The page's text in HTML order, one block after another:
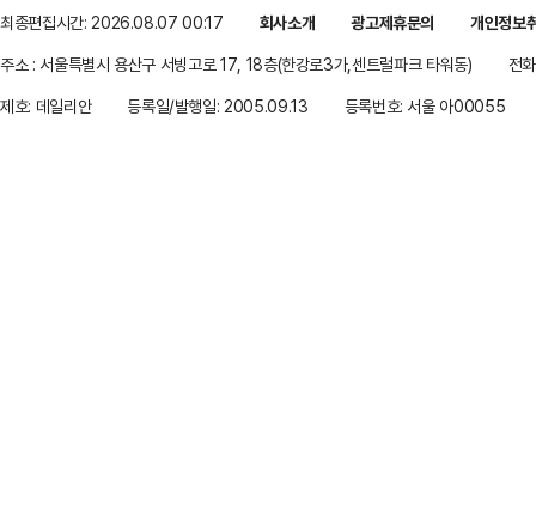
최종편집시간: 2026.08.07 00:17 회사소개 광고제휴문의
개인정보
주소 : 서울특별시 용산구 서빙고로 17, 18층(한강로3가,센트럴파크 타워동)
전
제호: 데일리안
등록일/발행일: 2005.09.13 등록번호: 서울 아00055